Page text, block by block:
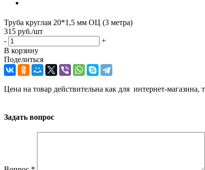
Труба круглая 20*1,5 мм ОЦ (3 метра)
315 руб./шт
-
+
В корзину
Поделиться
Цена на товар действительна как для интернет-
Задать вопрос